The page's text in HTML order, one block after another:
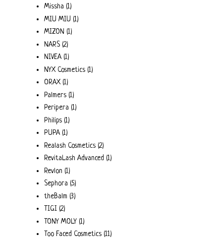
Missha (1)
MIU MIU (1)
MIZON (1)
NARS (2)
NIVEA (1)
NYX Cosmetics (1)
ORAX (1)
Palmers (1)
Peripera (1)
Philips (1)
PUPA (1)
Realash Cosmetics (2)
RevitaLash Advanced (1)
Revlon (1)
Sephora (5)
theBalm (3)
TIGI (2)
TONY MOLY (1)
Too Faced Cosmetics (11)